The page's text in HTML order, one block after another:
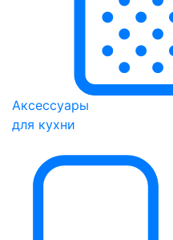
Аксессуары
для кухни